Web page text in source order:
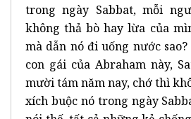
trong ngày Sabbat, mỗi
không thả bò hay lừa của
mà dẫn nó đi uống nước
con gái của Abraham này,
mười tám năm nay, chớ thì
xích buộc nó trong ngày